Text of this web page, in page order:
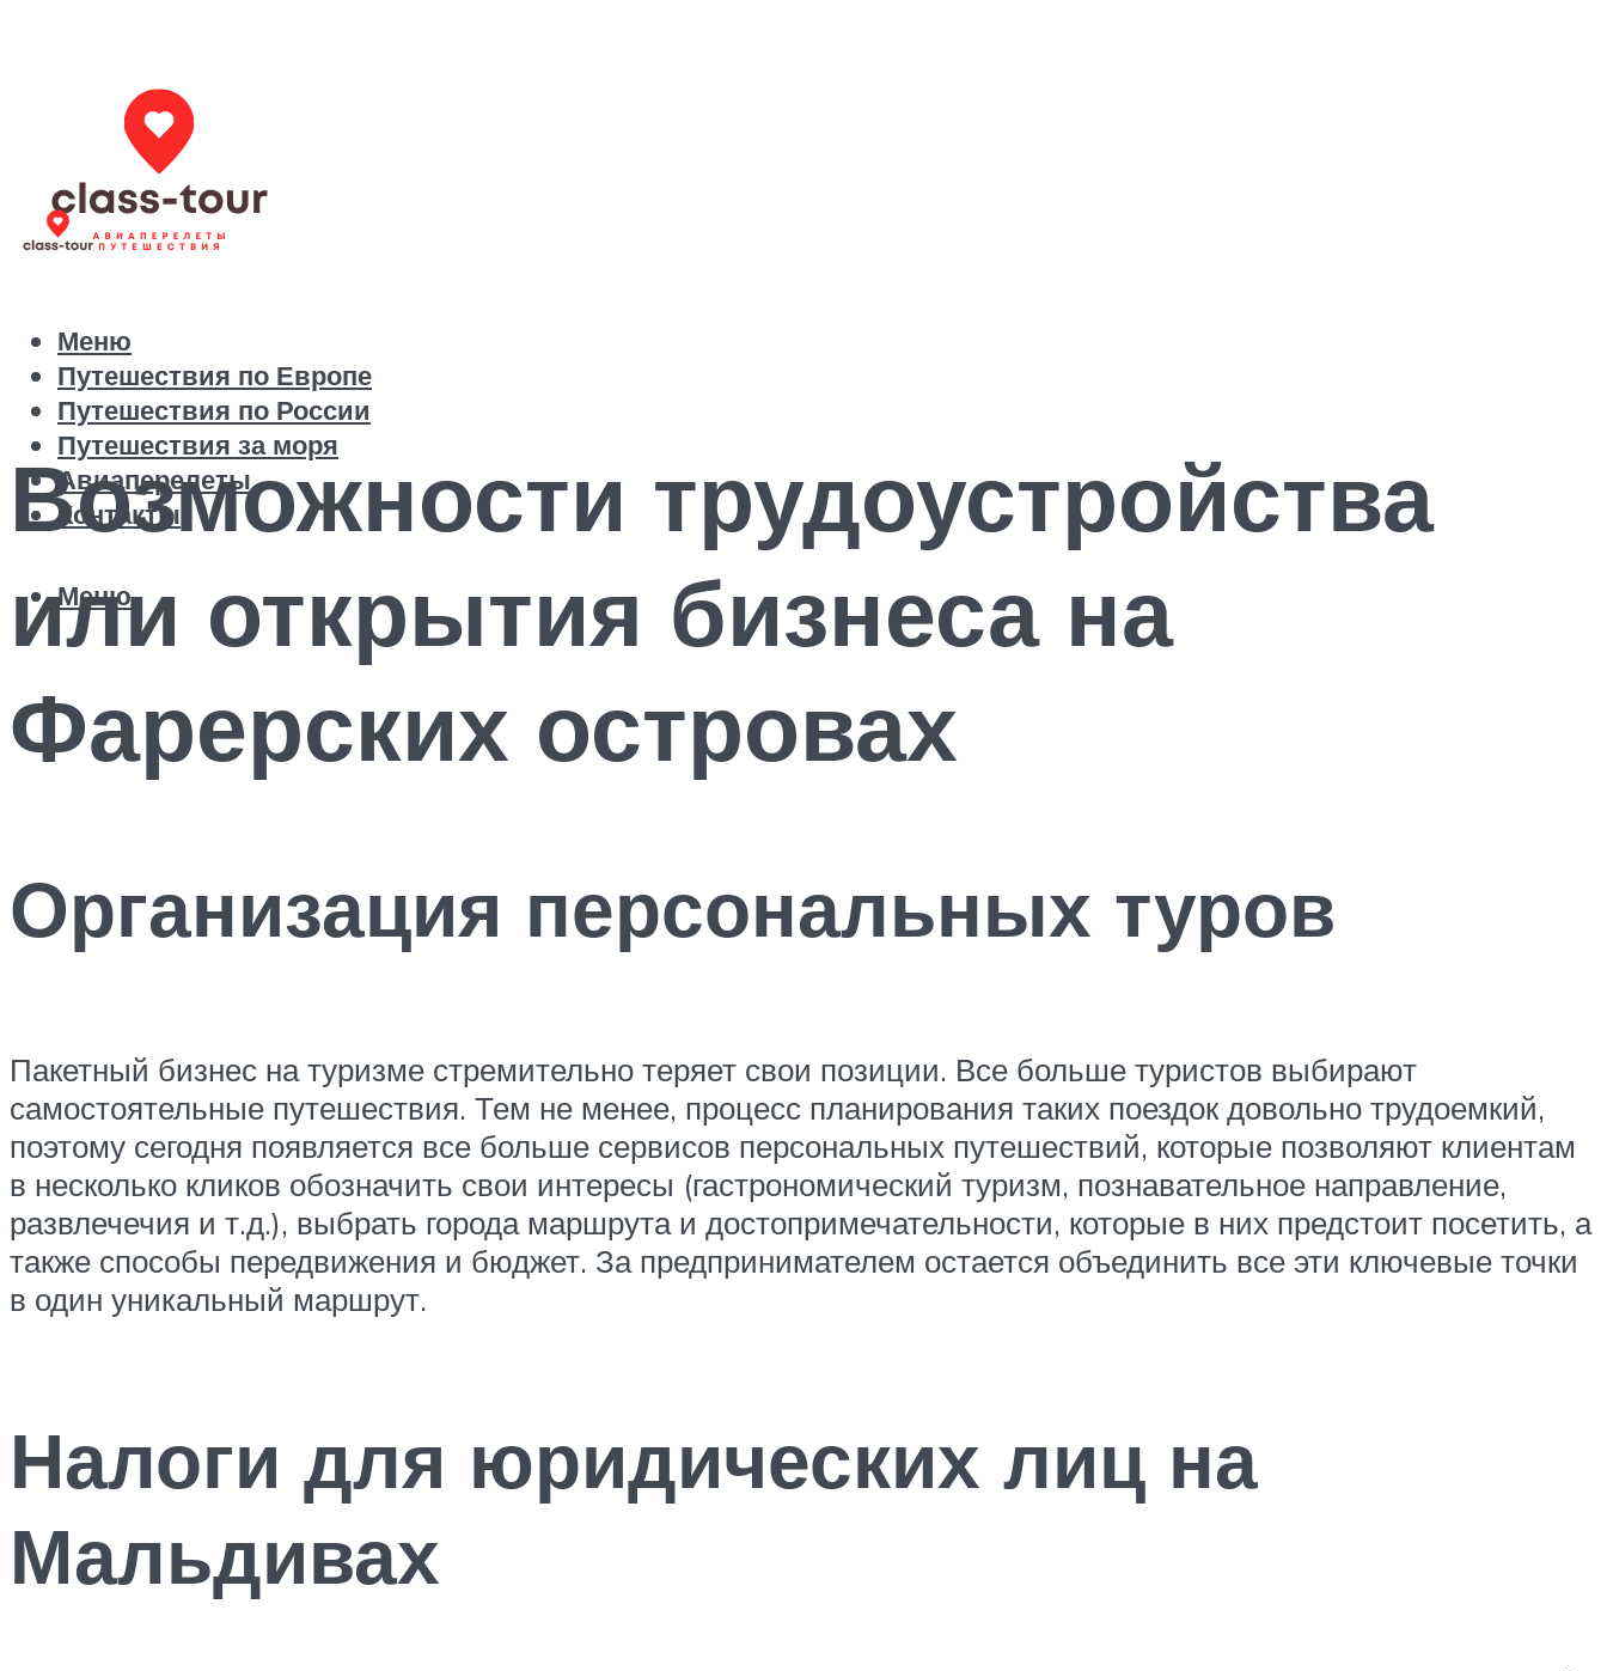
Путешествия по Европе
Путешествия по России
Путешествия за моря
Авиаперелеты
Контакты
Меню
Меню
Возможности трудоустройства
или открытия бизнеса на
Фарерских островах
Организация персональных туров
Пакетный бизнес на туризме стремительно теряет свои позиции. Все больше туристов выбирают
самостоятельные путешествия. Тем не менее, процесс планирования таких поездок довольно трудоемкий,
поэтому сегодня появляется все больше сервисов персональных путешествий, которые позволяют клиентам
в несколько кликов обозначить свои интересы (гастрономический туризм, познавательное направление,
развлечечия и т.д.), выбрать города маршрута и достопримечательности, которые в них предстоит посетить, а
также способы передвижения и бюджет. За предпринимателем остается объединить все эти ключевые точки
в один уникальный маршрут.
Налоги для юридических лиц на
Мальдивах